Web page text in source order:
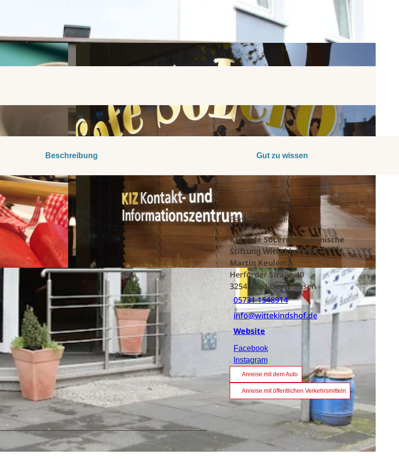
© KIZ Café SoLero |CC-BY-NC-ND
Beschreibung Gut zu wissen
Pächter/Betreiber
KIZ Café SoLero - Diakonische
Stiftung Wittekindshof
Martin Keulertz
Herforder Straße 40
32545 Bad Oeynhausen
05731 1548914
info@wittekindshof.de
Website
Facebook
Instagram
Anreise mit dem Auto
Anreise mit öffentlichen Verkehrsmitteln